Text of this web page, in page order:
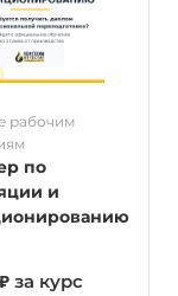
рабочим
по
и
за курс